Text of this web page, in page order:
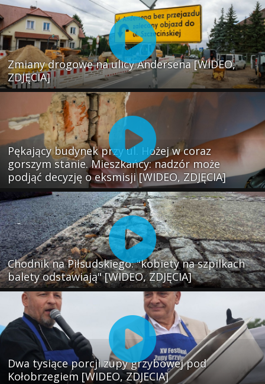
Zmiany drogowe na ulicy Andersena [WIDEO,
ZDJĘCIA]
Pękający budynek przy ul. Hożej w coraz
gorszym stanie. Mieszkańcy: nadzór może
podjąć decyzję o eksmisji [WIDEO, ZDJĘCIA]
Chodnik na Piłsudskiego: "kobiety na szpilkach
balety odstawiają" [WIDEO, ZDJĘCIA]
Dwa tysiące porcji zupy grzybowej pod
Kołobrzegiem [WIDEO, ZDJECIA]